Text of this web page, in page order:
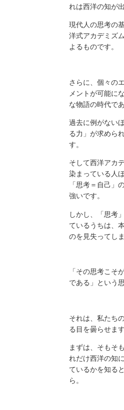
れは西洋の知が出
現代人の思考の
洋式アカデミズ
よるものです。
さらに、個々の
メントが可能に
な物語の時代で
過去に例がない
る力」が求めら
す。
そして西洋アカ
染まっている人
「思考＝自己」
強いです。
しかし、「思考
ているうちは、
のを見失ってしま
「その思考こそ
である」という
それは、私たち
る目を曇らせます
まずは、そもそ
れだけ西洋の知
ているかを知る
ら。